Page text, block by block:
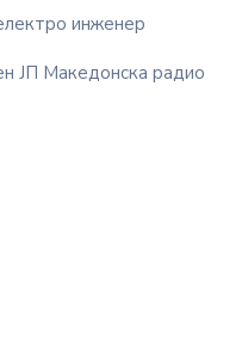
инженер
ЈП Македонска радио